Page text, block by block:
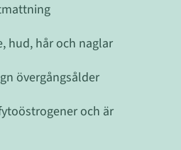
hud, hår och naglar
övergångsålder
och är